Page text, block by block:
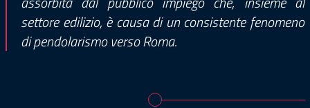
settore edilizio, è causa di un consistente fenomeno
di pendolarismo verso Roma.